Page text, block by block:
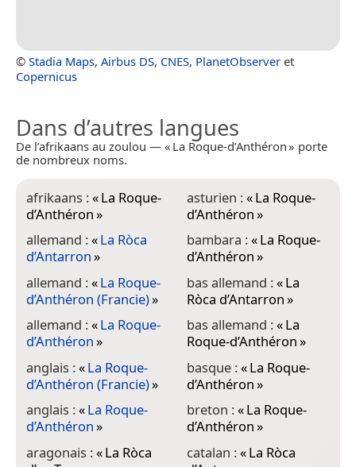
© Stadia Maps, Airbus DS, CNES, PlanetObserver et
Copernicus
Dans d’autres langues
De l’afrikaans au zoulou — « La Roque-d’Anthéron » porte
de nombreux noms.
afrikaans :«La Roque-
d’Anthéron»
allemand :«La Ròca
d’Antarron»
allemand :«La Roque-
d’Anthéron (Francie)»
allemand :«La Roque-
d’Anthéron»
anglais :«La Roque-
d’Anthéron (Francie)»
anglais :«La Roque-
d’Anthéron»
aragonais :«La Ròca
asturien :«La Roque-
d’Anthéron»
bambara :«La Roque-
d’Anthéron»
bas allemand :«La
Ròca d’Antarron»
bas allemand :«La
Roque-d’Anthéron»
basque :«La Roque-
d’Anthéron»
breton :«La Roque-
d’Anthéron»
catalan :«La Ròca